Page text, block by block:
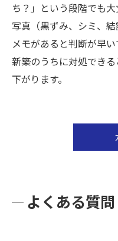
ち？」という段階でも大
写真（黒ずみ、シミ、
メモがあると判断が早
新築のうちに対処でき
下がります。
よくある質